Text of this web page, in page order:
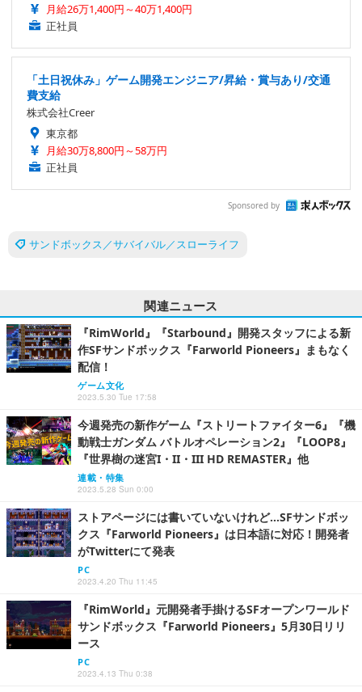
月給26万1,400円～40万1,400円
正社員
「土日祝休み」ゲーム開発エンジニア/昇給・賞与あり/交通
費支給
株式会社Creer
東京都
月給30万8,800円～58万円
正社員
Sponsored by
サンドボックス／サバイバル／スローライフ
関連ニュース
『RimWorld』『Starbound』開発スタッフによる新
作SFサンドボックス『Farworld Pioneers』まもなく
配信！
ゲーム文化
2023.5.30 Tue 17:58
今週発売の新作ゲーム『ストリートファイター6』『機
動戦士ガンダム バトルオペレーション2』『LOOP8』
『世界樹の迷宮I・II・III HD REMASTER』他
連載・特集
2023.5.28 Sun 0:00
ストアページには書いていないけれど…SFサンドボッ
クス『Farworld Pioneers』は日本語に対応！開発者
がTwitterにて発表
PC
2023.4.20 Thu 11:45
『RimWorld』元開発者手掛けるSFオープンワールド
サンドボックス『Farworld Pioneers』5月30日リリ
ース
PC
2023.4.13 Thu 0:38